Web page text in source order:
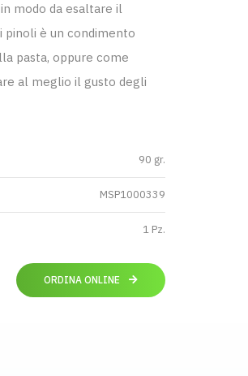
modo da esaltare il
è un condimento
pasta, oppure come
al meglio il gusto degli
90 gr.
MSP1000339
1 Pz.
ORDINA ONLINE